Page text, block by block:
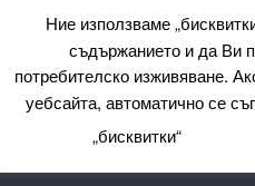
Back
Mobile
All content
Ние използваме
съдържанието и да Ви
потребителско изживяване.
уебсайта, автоматично се
„бисквитки“